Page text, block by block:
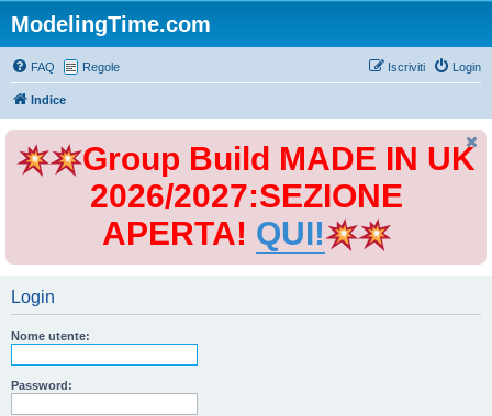
ModelingTime.com
FAQ Regole Login
Iscriviti
Indice
Group Build MADE IN UK
2026/2027:SEZIONE
APERTA! QUI!
Login
Nome utente:
Password: